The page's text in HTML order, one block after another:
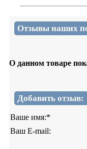
Отзывы наших
О данном товаре
Добавить отзыв:
Ваше имя:*
Ваш E-mail: